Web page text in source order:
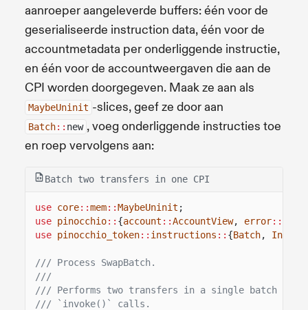
aanroeper aangeleverde buffers: één voor de
geserialiseerde instruction data, één voor de
accountmetadata per onderliggende instructie,
en één voor de accountweergaven die aan de
CPI worden doorgegeven. Maak ze aan als
MaybeUninit -slices, geef ze door aan
Batch:: new , voeg onderliggende instructies toe
en roep vervolgens aan:
Batch two transfers in one CPI
use core::mem::MaybeUninit ;
use pinocchio:: {account ::AccountView, error::
use pinocchio_token:: instructions :: {Batch,
/// Process SwapBatch.
///
/// Performs two transfers in a single batch CPI
/// `invoke()` calls.